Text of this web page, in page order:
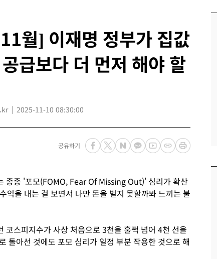
월] 이재명 정부가 집값
급보다 더 먼저 해야 할
2025-11-10 08:30:00
공유하기
종종 '포모(FOMO, Fear Of Missing Out)' 심리가 확산
익을 내는 걸 보면서 나만 돈을 벌지 못할까봐 느끼는 불
코스피지수가 사상 처음으로 3천을 훌쩍 넘어 4천 선을
돌아선 것에도 포모 심리가 일정 부분 작용한 것으로 해